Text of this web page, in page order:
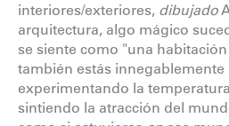
interiores/exteriores, dibujado
arquitectura, algo mágico
se siente como "una
también estás innegablemente
experimentando la
sintiendo la atracción del